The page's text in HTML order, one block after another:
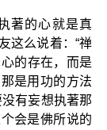
著的心就是真
这么说着：“禅
心的存在，而是
是用功的方法
有妄想执著那
会是佛所说的